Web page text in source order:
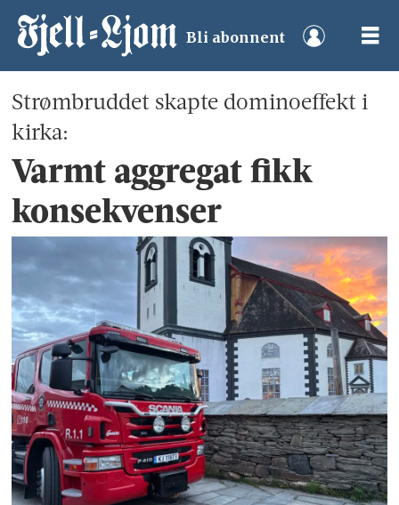
Bli abonnent
Strømbruddet skapte dominoeffekt i
kirka:
Varmt aggregat fikk
konsekvenser